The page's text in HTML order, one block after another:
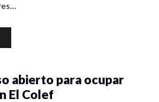
abierto para ocupar
El Colef